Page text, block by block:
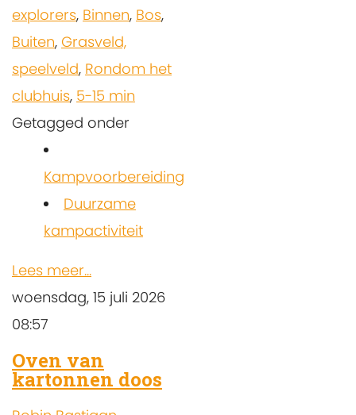
explorers, Binnen, Bos,
Buiten, Grasveld,
speelveld, Rondom het
clubhuis, 5-15 min
Getagged onder
Kampvoorbereiding
Duurzame
kampactiviteit
Lees meer...
woensdag, 15 juli 2026
08:57
Oven van
kartonnen doos